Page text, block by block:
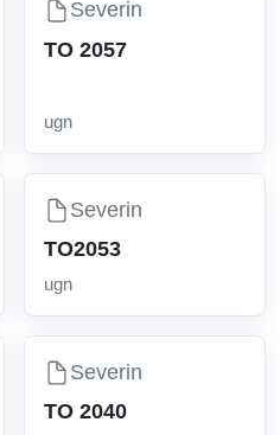
Severin
TO 2057
ugn
Severin
TO2053
ugn
Severin
TO 2040